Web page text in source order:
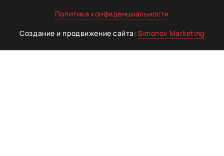
МАСТЕРА
Политика конфиденциальности
Создание и продвижение сайта:Simonov Marketing